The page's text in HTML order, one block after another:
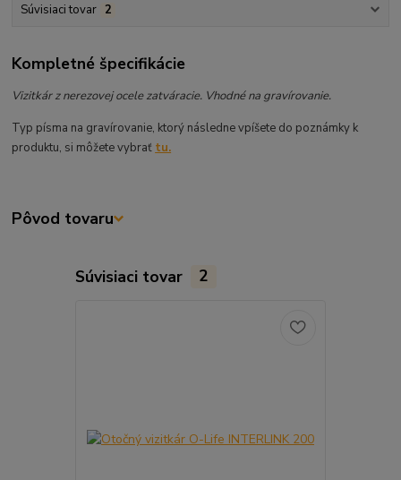
Súvisiaci tovar 2
Kompletné špecifikácie
Vizitkár z nerezovej ocele zatváracie. Vhodné na gravírovanie.
Typ písma na gravírovanie, ktorý následne vpíšete do poznámky k
produktu, si môžete vybrať tu.
Pôvod tovaru
Súvisiaci tovar 2